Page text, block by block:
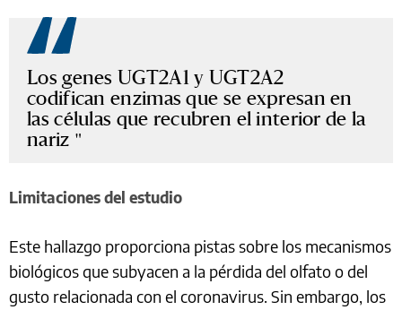
Los genes UGT2A1 y UGT2A2
codifican enzimas que se expresan en
las células que recubren el interior de la
nariz
Limitaciones del estudio
Este hallazgo proporciona pistas sobre los mecanismos
biológicos que subyacen a la pérdida del olfato o del
gusto relacionada con el coronavirus. Sin embargo, los